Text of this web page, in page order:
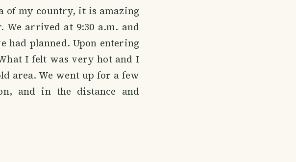
of my country, it is amazing
arrived at 9:30 a.m. and
had planned. Upon entering
I felt was very hot and I
area. We went up for a few
and in the distance and